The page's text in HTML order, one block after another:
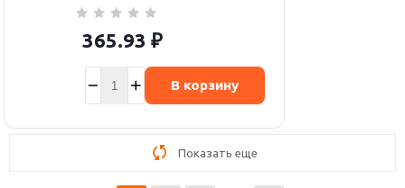
365.93 ₽
В корзину
Показать еще